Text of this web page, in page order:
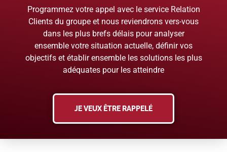
Programmez votre appel avec le service Relation
Clients du groupe et nous reviendrons vers-vous
dans les plus brefs délais pour analyser
ensemble votre situation actuelle, définir vos
objectifs et établir ensemble les solutions les plus
adéquates pour les atteindre
JE VEUX ÊTRE RAPPELÉ